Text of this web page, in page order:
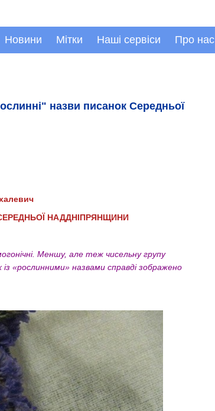
Новини Мітки Наші сервіси Про нас
назви писанок Середньої
НАДДНІПРЯНЩИНИ
Меншу, але теж чисельну групу
«рослинними» назвами справді зображено